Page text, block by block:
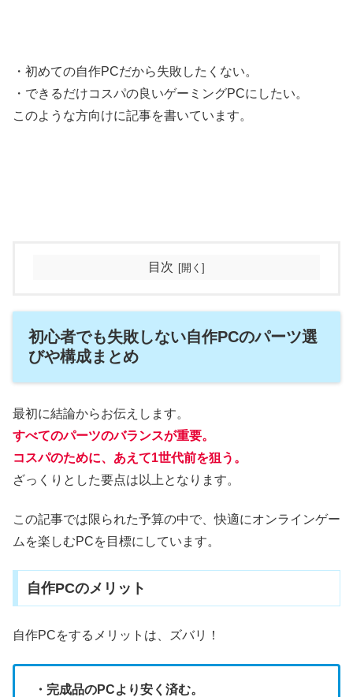
・初めての自作PCだから失敗したくない。
・できるだけコスパの良いゲーミングPCにしたい。
このような方向けに記事を書いています。
目次
初心者でも失敗しない自作PCのパーツ選
びや構成まとめ
最初に結論からお伝えします。
すべてのパーツのバランスが重要。
コスパのために、あえて1世代前を狙う。
ざっくりとした要点は以上となります。
この記事では限られた予算の中で、快適にオンラインゲー
ムを楽しむPCを目標にしています。
自作PCのメリット
自作PCをするメリットは、ズバリ！
・完成品のPCより安く済む。